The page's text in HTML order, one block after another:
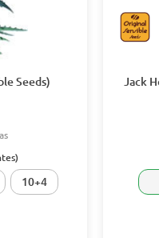
Seeds)
10+4
Jack